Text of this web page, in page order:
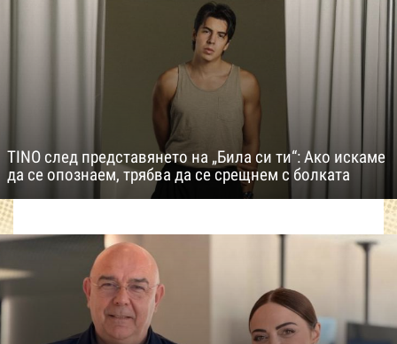
TINO след представянето на „Била си ти“: Ако искаме
да се опознаем, трябва да се срещнем с болката